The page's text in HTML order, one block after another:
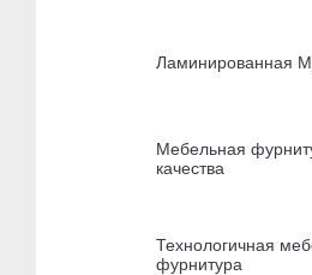
Ламинированная
Мебельная
качества
Технологичная
фурнитура